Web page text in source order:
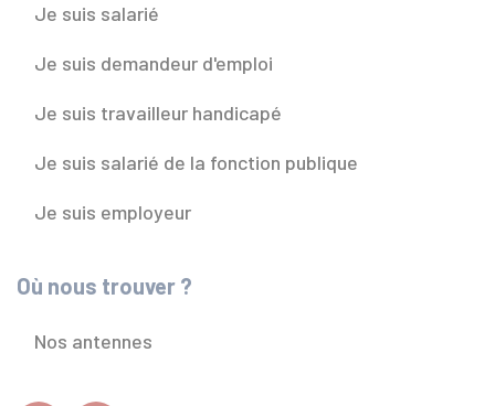
Je suis salarié
Je suis demandeur d'emploi
Je suis travailleur handicapé
Je suis salarié de la fonction publique
Je suis employeur
Où nous trouver ?
Nos antennes